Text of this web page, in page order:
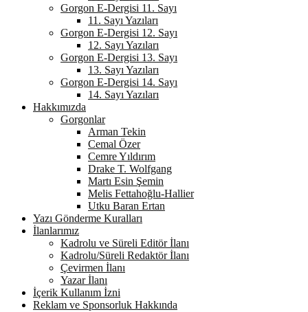
Gorgon E-Dergisi 11. Sayı
11. Sayı Yazıları
Gorgon E-Dergisi 12. Sayı
12. Sayı Yazıları
Gorgon E-Dergisi 13. Sayı
13. Sayı Yazıları
Gorgon E-Dergisi 14. Sayı
14. Sayı Yazıları
Hakkımızda
Gorgonlar
Arman Tekin
Cemal Özer
Cemre Yıldırım
Drake T. Wolfgang
Martı Esin Şemin
Melis Fettahoğlu-Hallier
Utku Baran Ertan
Yazı Gönderme Kuralları
İlanlarımız
Kadrolu ve Süreli Editör İlanı
Kadrolu/Süreli Redaktör İlanı
Çevirmen İlanı
Yazar İlanı
İçerik Kullanım İzni
Reklam ve Sponsorluk Hakkında